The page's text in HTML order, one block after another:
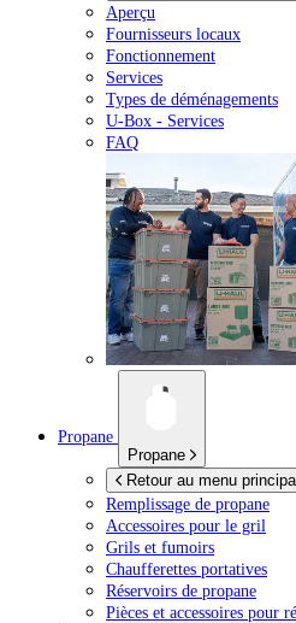
Aperçu
Fournisseurs locaux
Fonctionnement
Services
Types de déménagements
U-Box - Services
FAQ
Propane
Propane
Retour au menu
Remplissage de propane
Accessoires pour le gril
Grils et fumoirs
Chaufferettes portatives
Réservoirs de propane
Pièces et accessoires pour